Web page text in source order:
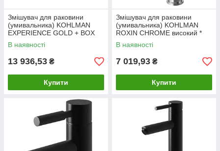
Змішувач для раковини
(умивальника) KOHLMAN
EXPERIENCE GOLD + BOX
прихованого монтажу *
В наявності
13 936,53 ₴
Купити
Змішувач для раковини
(умивальника) KOHLMAN
ROXIN CHROME високий *
В наявності
7 019,93 ₴
Купити